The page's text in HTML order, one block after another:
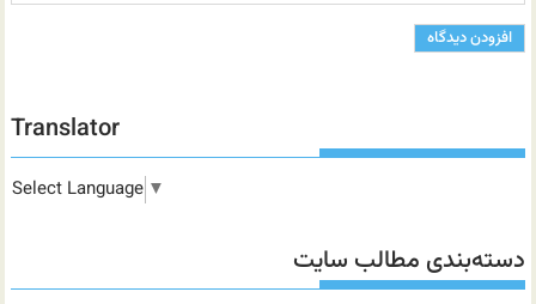
Translator
Select Language ▼
دسته‌بندی مطالب سایت